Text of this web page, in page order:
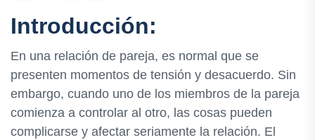
Introducción:
En una relación de pareja, es normal que se
presenten momentos de tensión y desacuerdo. Sin
embargo, cuando uno de los miembros de la pareja
comienza a controlar al otro, las cosas pueden
complicarse y afectar seriamente la relación. El